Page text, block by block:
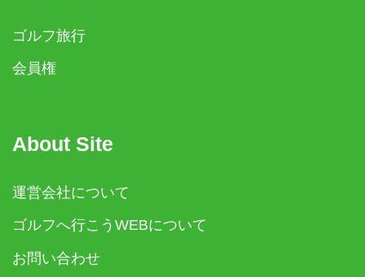
ゴルフ旅行
会員権
About Site
運営会社について
ゴルフへ行こうWEBについて
お問い合わせ